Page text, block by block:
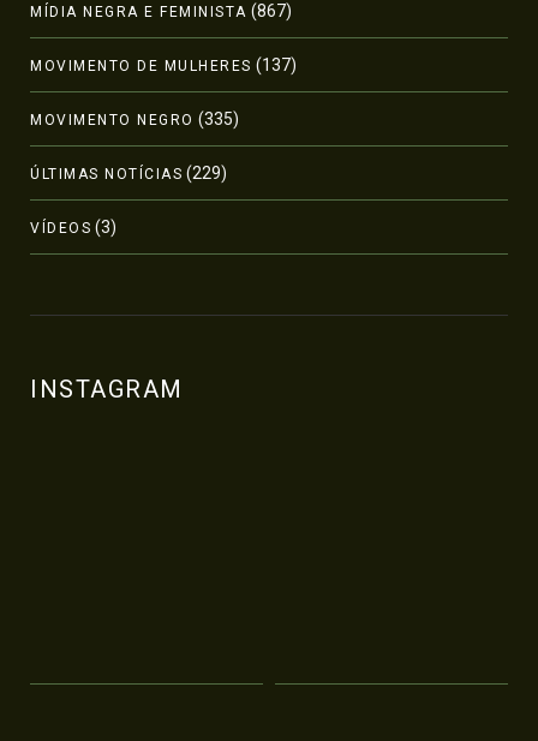
MÍDIA NEGRA E FEMINISTA (867)
MOVIMENTO DE MULHERES (137)
MOVIMENTO NEGRO (335)
ÚLTIMAS NOTÍCIAS (229)
VÍDEOS (3)
INSTAGRAM